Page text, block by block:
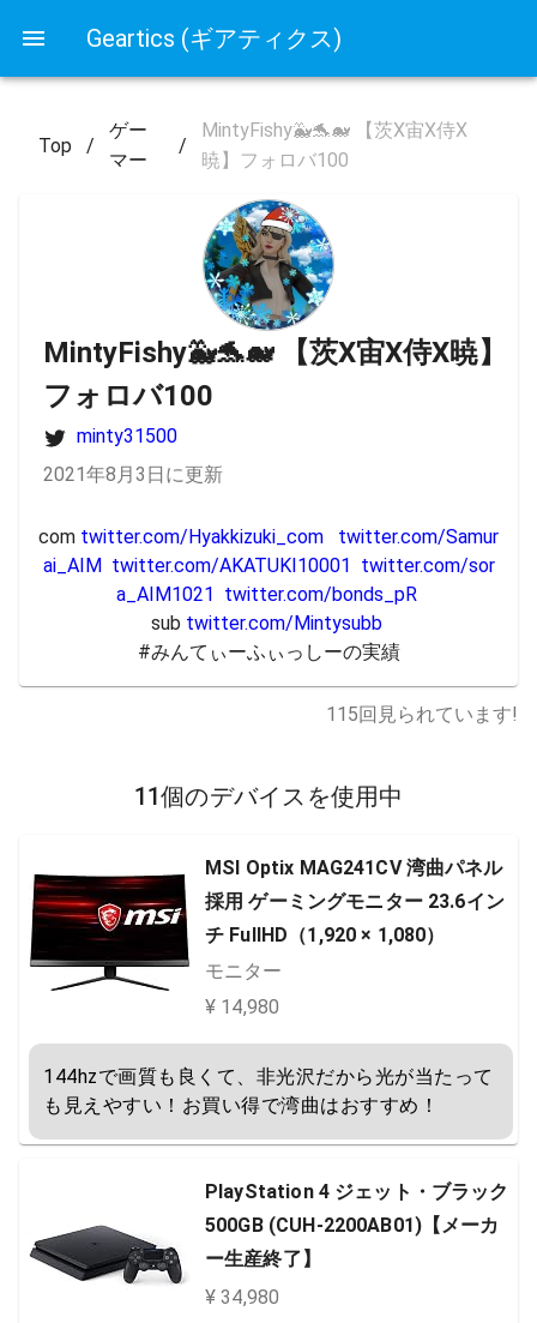
Geartics (ギアティクス)
Top /
ゲー
マー
/
MintyFishy🐳🐬🐋 【茨X宙X侍X
暁】フォロバ100
MintyFishy🐳🐬🐋 【茨X宙X侍X暁】
フォロバ100
minty31500
2021年8月3日に更新
com twitter.com/Hyakkizuki_com
twitter.com/Samur
ai_AIM twitter.com/AKATUKI10001 twitter.com/sor
a_AIM1021 twitter.com/bonds_pR
sub twitter.com/Mintysubb
#みんてぃーふぃっしーの実績
115回見られています!
11個のデバイスを使用中
MSI Optix MAG241CV 湾曲パネル
採用 ゲーミングモニター 23.6イン
チ FullHD（1,920 × 1,080）
モニター
¥ 14,980
144hzで画質も良くて、非光沢だから光が当たって
も見えやすい！お買い得で湾曲はおすすめ！
PlayStation 4 ジェット・ブラック
500GB (CUH-2200AB01)【メーカ
ー生産終了】
¥ 34,980